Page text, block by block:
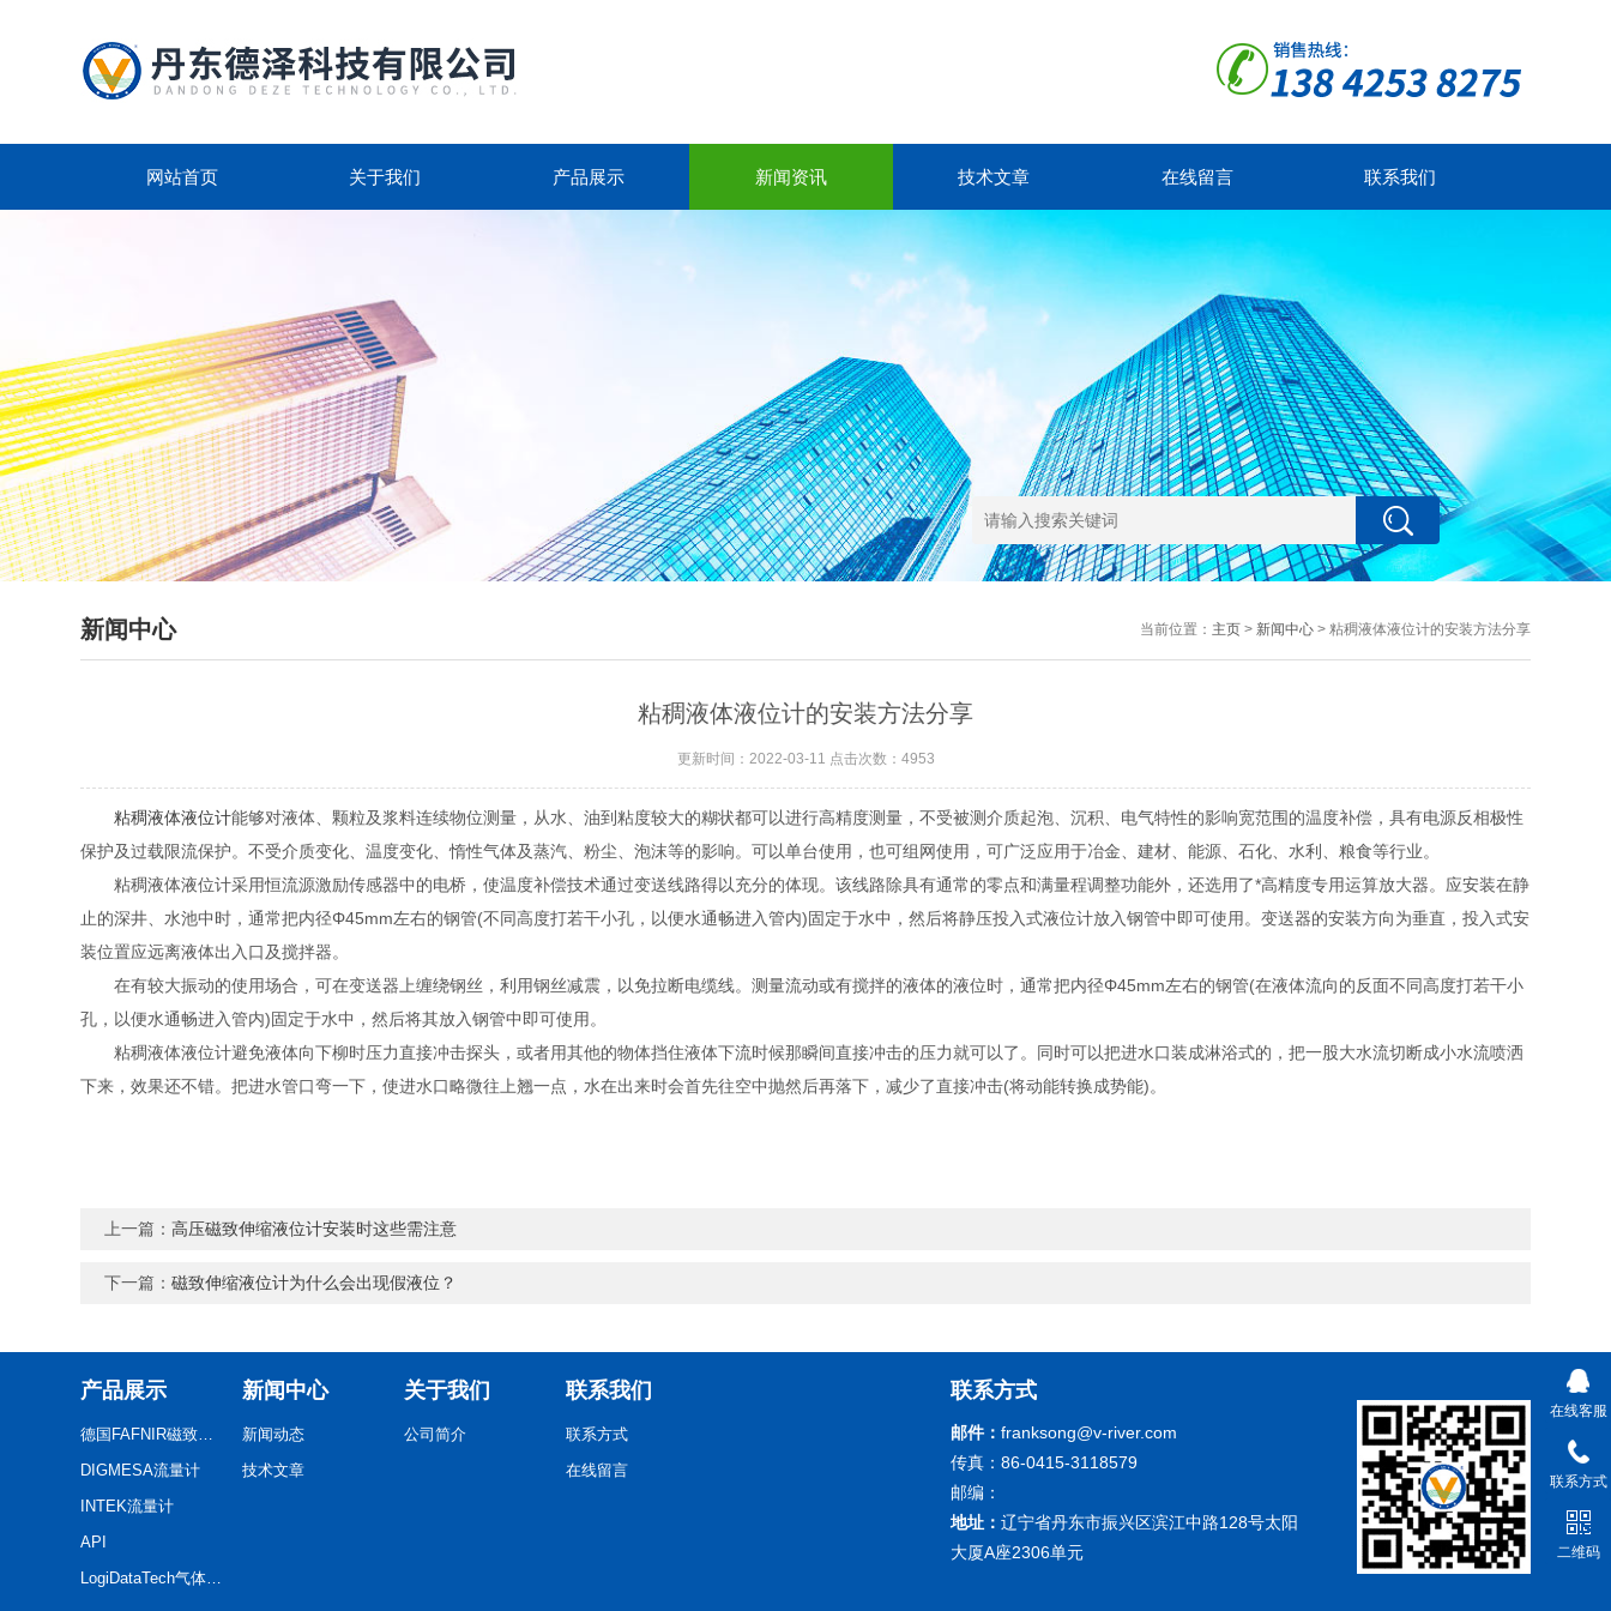
网站首页 关于我们 产品展示 新闻资讯 技术文章 在线留言 联系我们
新闻中心 当前位置： 主页> 新闻中心> 粘稠液体液位计的安装方法分享
粘稠液体液位计的安装方法分享
更新时间：2022-03-11 点击次数：4953
粘稠液体液位计能够对液体、颗粒及浆料连续物位测量，从水、油到粘度较大的糊状都可以进行高精度测量，不受被测介质起泡、沉积、电气特性的影响宽范围的温度补偿，具有电源反相极性
保护及过载限流保护。不受介质变化、温度变化、惰性气体及蒸汽、粉尘、泡沫等的影响。可以单台使用，也可组网使用，可广泛应用于冶金、建材、能源、石化、水利、粮食等行业。
粘稠液体液位计采用恒流源激励传感器中的电桥，使温度补偿技术通过变送线路得以充分的体现。该线路除具有通常的零点和满量程调整功能外，还选用了*高精度专用运算放大器。应安装在静
止的深井、水池中时，通常把内径Φ45mm左右的钢管(不同高度打若干小孔，以便水通畅进入管内)固定于水中，然后将静压投入式液位计放入钢管中即可使用。变送器的安装方向为垂直，投入式安
装位置应远离液体出入口及搅拌器。
在有较大振动的使用场合，可在变送器上缠绕钢丝，利用钢丝减震，以免拉断电缆线。测量流动或有搅拌的液体的液位时，通常把内径Φ45mm左右的钢管(在液体流向的反面不同高度打若干小
孔，以便水通畅进入管内)固定于水中，然后将其放入钢管中即可使用。
粘稠液体液位计避免液体向下柳时压力直接冲击探头，或者用其他的物体挡住液体下流时候那瞬间直接冲击的压力就可以了。同时可以把进水口装成淋浴式的，把一股大水流切断成小水流喷洒
下来，效果还不错。把进水管口弯一下，使进水口略微往上翘一点，水在出来时会首先往空中抛然后再落下，减少了直接冲击(将动能转换成势能)。
上一篇：高压磁致伸缩液位计安装时这些需注意
下一篇：磁致伸缩液位计为什么会出现假液位？
产品展示
德国FAFNIR磁致伸缩液位计
DIGMESA流量计
INTEK流量计
API
LogiDataTech气体探测器
新闻中心
新闻动态
技术文章
关于我们
公司简介
联系我们
联系方式
在线留言
联系方式
邮件： franksong@v-river.com
传真：86-0415-3118579
邮编：
地址： 辽宁省丹东市振兴区滨江中路128号太阳
大厦A座2306单元
在线客服
联系方式
二维码